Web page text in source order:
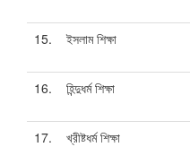
15.
ইসলাম শিক্ষা
16.
হিন্দুধর্ম শিক্ষা
17.
খ্রীষ্টধর্ম শিক্ষা